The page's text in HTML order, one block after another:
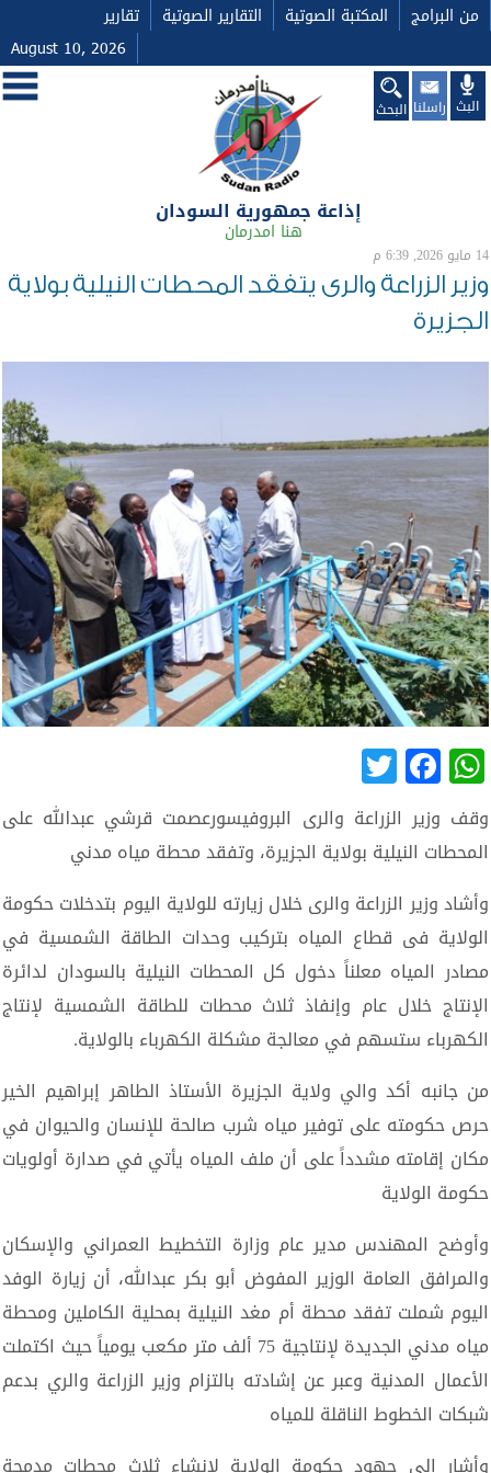
من البرامج المكتبة الصوتية التقارير الصوتية
تقارير
August 10, 2026
البث راسلنا البحث
إذاعة جمهورية السودان
هنا امدرمان
14 مايو 2026, 6:39 م
وزير الزراعة والرى يتفقد المحطات النيلية بولاية
الجزيرة
WhatsApp
Facebook
وقف وزير الزراعة والرى البروفيسورعصمت قرشي عبدالله على
المحطات النيلية بولاية الجزيرة، وتفقد محطة مياه مدني
وأشاد وزير الزراعة والرى خلال زيارته للولاية اليوم بتدخلات حكومة
الولاية فى قطاع المياه بتركيب وحدات الطاقة الشمسية في
مصادر المياه معلناً دخول كل المحطات النيلية بالسودان لدائرة
الإنتاج خلال عام وإنفاذ ثلاث محطات للطاقة الشمسية لإنتاج
الكهرباء ستسهم في معالجة مشكلة الكهرباء بالولاية.
من جانبه أكد والي ولاية الجزيرة الأستاذ الطاهر إبراهيم الخير
حرص حكومته على توفير مياه شرب صالحة للإنسان والحيوان في
مكان إقامته مشدداً على أن ملف المياه يأتي في صدارة أولويات
حكومة الولاية
وأوضح المهندس مدير عام وزارة التخطيط العمراني والإسكان
والمرافق العامة الوزير المفوض أبو بكر عبدالله، أن زيارة الوفد
اليوم شملت تفقد محطة أم مغد النيلية بمحلية الكاملين ومحطة
مياه مدني الجديدة لإنتاجية 75 ألف متر مكعب يومياً حيث اكتملت
الأعمال المدنية وعبر عن إشادته بالتزام وزير الزراعة والري بدعم
شبكات الخطوط الناقلة للمياه
وأشار إلى جهود حكومة الولاية لإنشاء ثلاث محطات مدمجة
casibom resmi giriş